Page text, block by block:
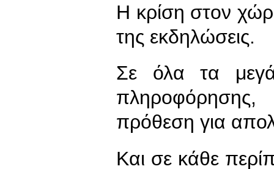
Η κρίση στον
της εκδηλώσεις.
Σε όλα τα
πρόθεση για
Και σε κάθε